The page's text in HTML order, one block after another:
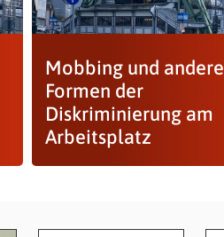
Mobbing und andere
Formen der
Diskriminierung am
Arbeitsplatz